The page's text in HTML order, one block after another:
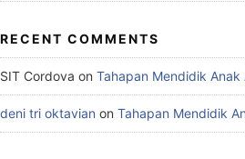
RECENT COMMENTS
SIT Cordova on Tahapan Mendidik Anak
deni tri oktavian on Tahapan Mendidik